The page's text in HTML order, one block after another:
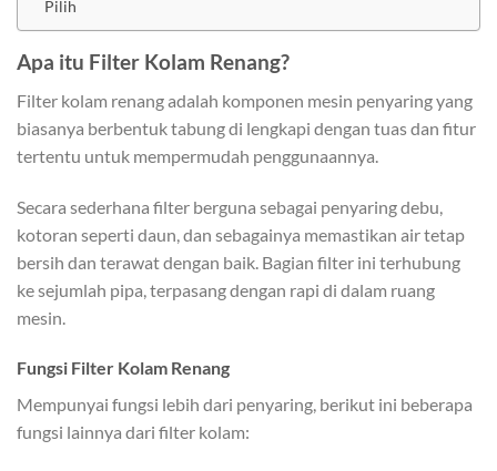
Pilih
Apa itu Filter Kolam Renang?
Filter kolam renang adalah komponen mesin penyaring yang
biasanya berbentuk tabung di lengkapi dengan tuas dan fitur
tertentu untuk mempermudah penggunaannya.
Secara sederhana filter berguna sebagai penyaring debu,
kotoran seperti daun, dan sebagainya memastikan air tetap
bersih dan terawat dengan baik. Bagian filter ini terhubung
ke sejumlah pipa, terpasang dengan rapi di dalam ruang
mesin.
Fungsi Filter Kolam Renang
Mempunyai fungsi lebih dari penyaring, berikut ini beberapa
fungsi lainnya dari filter kolam: